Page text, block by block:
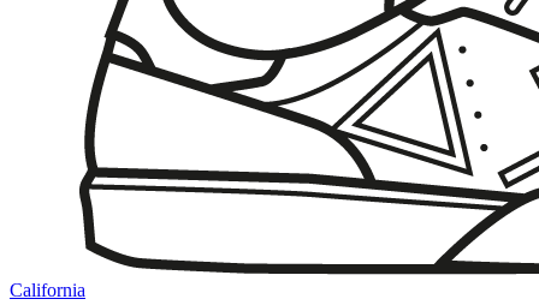
California